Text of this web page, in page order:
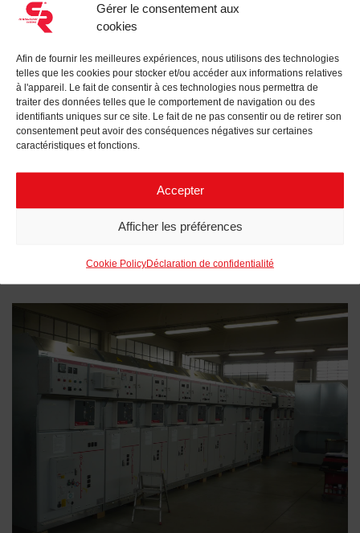
Gérer le consentement aux
cookies
Afin de fournir les meilleures expériences, nous utilisons des technologies
telles que les cookies pour stocker et/ou accéder aux informations relatives
à l'appareil. Le fait de consentir à ces technologies nous permettra de
traiter des données telles que le comportement de navigation ou des
identifiants uniques sur ce site. Le fait de ne pas consentir ou de retirer son
consentement peut avoir des conséquences négatives sur certaines
caractéristiques et fonctions.
Accepter
Afficher les préférences
Cookie PolicyDéclaration de confidentialité
Conception, fabrication et fourniture d’une switchroom
et d’une salle de contrôle pour le système de stockage
destiné à La Sarre, à Hilbesheim (France).
DÉCOUVREZ NOS TABLEAUX